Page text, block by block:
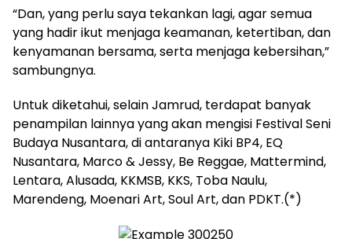
“Dan, yang perlu saya tekankan lagi, agar semua
yang hadir ikut menjaga keamanan, ketertiban, dan
kenyamanan bersama, serta menjaga kebersihan,”
sambungnya.
Untuk diketahui, selain Jamrud, terdapat banyak
penampilan lainnya yang akan mengisi Festival Seni
Budaya Nusantara, di antaranya Kiki BP4, EQ
Nusantara, Marco & Jessy, Be Reggae, Mattermind,
Lentara, Alusada, KKMSB, KKS, Toba Naulu,
Marendeng, Moenari Art, Soul Art, dan PDKT.(*)